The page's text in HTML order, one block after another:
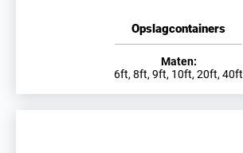
Opslagcontainers
Maten:
6ft, 8ft, 9ft, 10ft, 20ft, 40ft